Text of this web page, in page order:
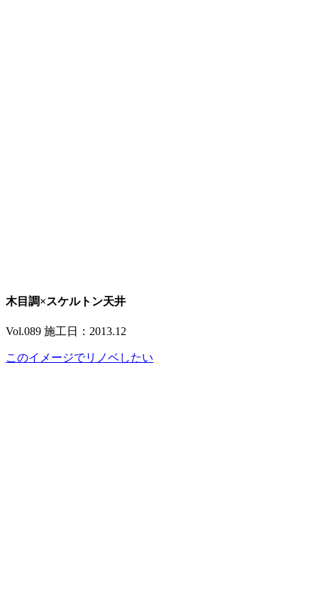
木目調×スケルトン天井
Vol.089 施工日：2013.12
このイメージでリノベしたい